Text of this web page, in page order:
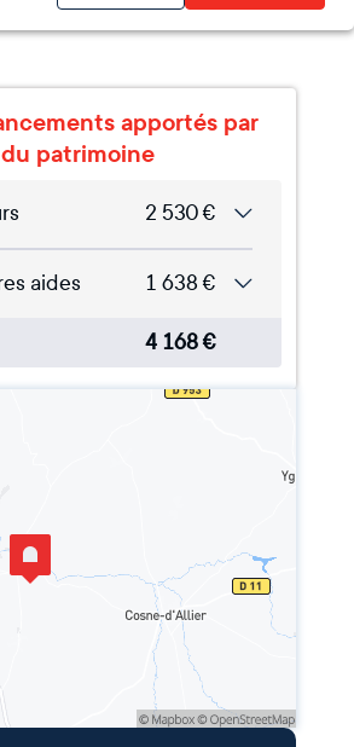
apportés par
patrimoine
2 530€
aides 1 638 €
4 168€